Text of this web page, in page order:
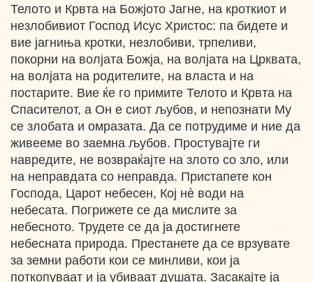
Телото и Крвта на Божјото Јагне, на кроткиот и
незлобивиот Господ Исус Христос: па бидете и
вие јагниња кротки, незлобиви, трпеливи,
покорни на волјата Божја, на волјата на Црквата,
на волјата на родителите, на власта и на
постарите. Вие ќе го примите Телото и Крвта на
Спасителот, а Он е сиот љубов, и непознати Му
се злобата и омразата. Да се потрудиме и ние да
живееме во заемна љубов. Простувајте ги
навредите, не возвраќајте на злото со зло, или
на неправдата со неправда. Пристапете кон
Господа, Царот небесен, Кој нè води на
небесата. Погрижете се да мислите за
небесното. Трудете се да ја достигнете
небесната природа. Престанете да се врзувате
за земни работи кои се минливи, кои ја
поткопуваат и ја убиваат душата. Засакајте ја